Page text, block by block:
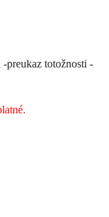
preukaz totožnosti -